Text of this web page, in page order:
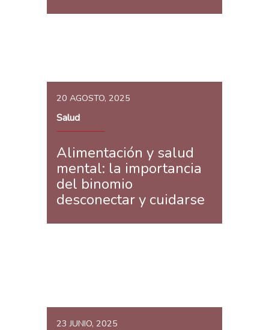
20 AGOSTO, 2025
Salud
Alimentación y salud
mental: la importancia
del binomio
desconectar y cuidarse
23 JUNIO, 2025